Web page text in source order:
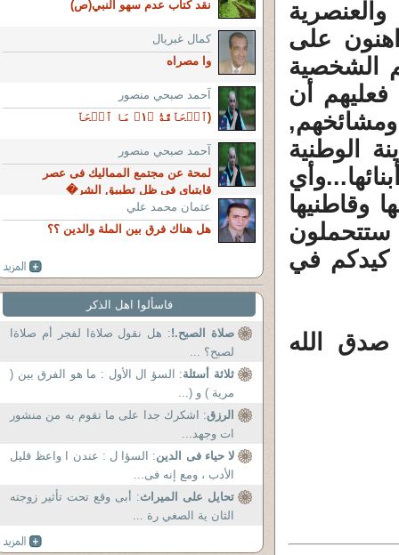
على
الشخصية
أن
ومشائخهم,
الوطنية
ستتحملون
كيدكم في
صدق الله
نقد كتاب عدم سهو النبي(ص)
كمال غبريال
وا مصراه
آحمد صبحي منصور
(ٱلۡحَآقَّةُ ﴿١﴾ مَا ٱلۡحَآ
آحمد صبحي منصور
لمحة عن مجتمع المماليك فى عصر
قايتباى فى ظل تطبيق الشر�
عثمان محمد علي
هل هناك فرق بين الملة والدين ؟؟
فاسألوا اهل الذكر
صلاة الصبح.!: هل نقول صلاةا لفجر أم صلاةا
لصبح؟ ...
ثلاثة أسئلة: السؤ ال الأول : ما هو الفرق بين (
مرية ) و (...
الرزق: اشكرك جدا على ما تقوم به من منشور
ات وجهد...
لا حياء فى الدين: السؤا ل : عندن ا واعظ قليل
الأدب ، ومع إنه فى...
تحايل على الميراث: أبى وقع تحت تأثير زوجته
الثان ية الصغي رة ...